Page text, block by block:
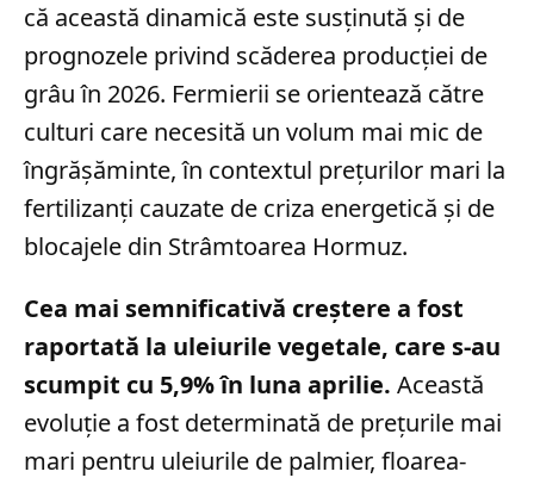
că această dinamică este susținută și de
prognozele privind scăderea producției de
grâu în 2026. Fermierii se orientează către
culturi care necesită un volum mai mic de
îngrășăminte, în contextul prețurilor mari la
fertilizanți cauzate de criza energetică și de
blocajele din Strâmtoarea Hormuz.
Cea mai semnificativă creștere a fost
raportată la uleiurile vegetale, care s-au
scumpit cu 5,9% în luna aprilie. Această
evoluție a fost determinată de prețurile mai
mari pentru uleiurile de palmier, floarea-